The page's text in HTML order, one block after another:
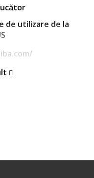
de utilizare de la